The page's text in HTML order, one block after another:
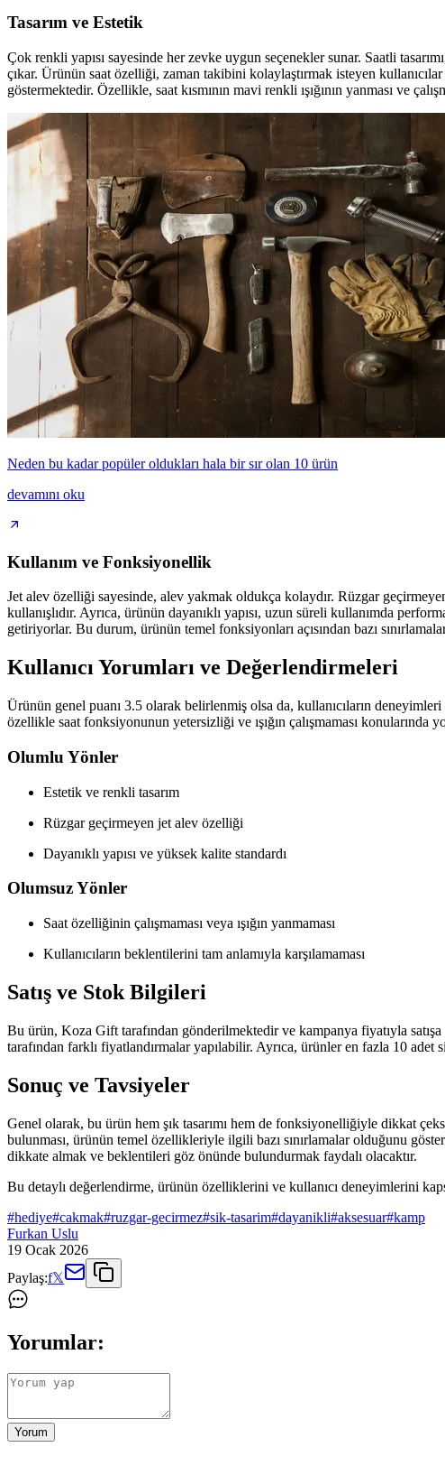
Tasarım ve Estetik
Çok renkli yapısı sayesinde her zevke uygun seçenekler sunar. Saatli
çıkar. Ürünün saat özelliği, zaman takibini kolaylaştırmak isteyen
göstermektedir. Özellikle, saat kısmının mavi renkli ışığının yanması ve
Neden bu kadar popüler oldukları hala bir sır olan 10 ürün
devamını oku
Kullanım ve Fonksiyonellik
Jet alev özelliği sayesinde, alev yakmak oldukça kolaydır. Rüzgar
kullanışlıdır. Ayrıca, ürünün dayanıklı yapısı, uzun süreli kullanımda
getiriyorlar. Bu durum, ürünün temel fonksiyonları açısından bazı
Kullanıcı Yorumları ve Değerlendirmeleri
Ürünün genel puanı 3.5 olarak belirlenmiş olsa da, kullanıcıların
özellikle saat fonksiyonunun yetersizliği ve ışığın çalışmaması konularında
Olumlu Yönler
Estetik ve renkli tasarım
Rüzgar geçirmeyen jet alev özelliği
Dayanıklı yapısı ve yüksek kalite standardı
Olumsuz Yönler
Saat özelliğinin çalışmaması veya ışığın yanmaması
Kullanıcıların beklentilerini tam anlamıyla karşılamaması
Satış ve Stok Bilgileri
Bu ürün, Koza Gift tarafından gönderilmektedir ve kampanya fiyatıyla satışa
tarafından farklı fiyatlandırmalar yapılabilir. Ayrıca, ürünler en fazla 10 adet
Sonuç ve Tavsiyeler
Genel olarak, bu ürün hem şık tasarımı hem de fonksiyonelliğiyle dikkat
bulunması, ürünün temel özellikleriyle ilgili bazı sınırlamalar olduğunu
dikkate almak ve beklentileri göz önünde bulundurmak faydalı olacaktır.
Bu detaylı değerlendirme, ürünün özelliklerini ve kullanıcı deneyimlerini
#hediye#cakmak#ruzgar-gecirmez#sik-tasarim#dayanikli#aksesuar#kamp
Furkan Uslu
19 Ocak 2026
Paylaş:f𝕏
Yorumlar:
Yorum